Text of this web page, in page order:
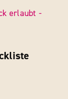
erlaubt -